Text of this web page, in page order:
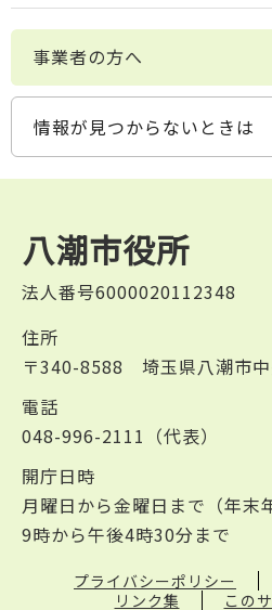
事業者の方へ
情報が見つからないときは
八潮市役所
法人番号6000020112348
住所
〒340-8588 埼玉県八潮市中
電話
048-996-2111（代表）
開庁日時
月曜日から金曜日まで（年末
9時から午後4時30分まで
プライバシーポリシー
リンク集
この